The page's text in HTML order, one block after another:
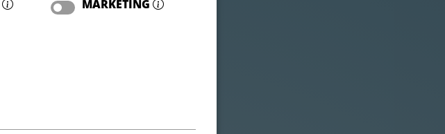
MARKETING